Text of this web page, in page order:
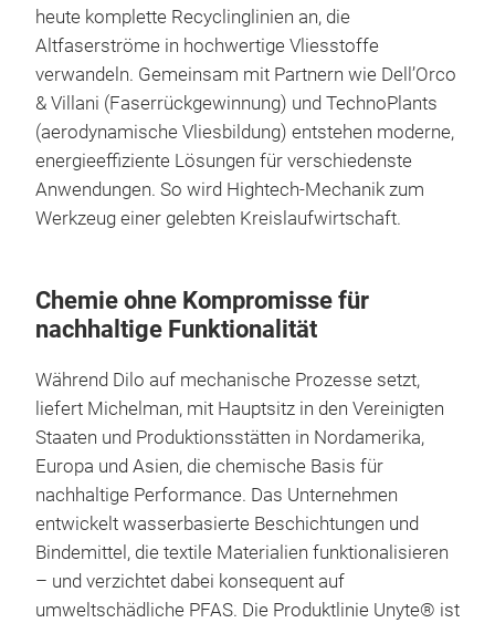
heute komplette Recyclinglinien an, die
Altfaserströme in hochwertige Vliesstoffe
verwandeln. Gemeinsam mit Partnern wie Dell’Orco
& Villani (Faserrückgewinnung) und TechnoPlants
(aerodynamische Vliesbildung) entstehen moderne,
energieeffiziente Lösungen für verschiedenste
Anwendungen. So wird Hightech-Mechanik zum
Werkzeug einer gelebten Kreislaufwirtschaft.
Chemie ohne Kompromisse für
nachhaltige Funktionalität
Während Dilo auf mechanische Prozesse setzt,
liefert Michelman, mit Hauptsitz in den Vereinigten
Staaten und Produktionsstätten in Nordamerika,
Europa und Asien, die chemische Basis für
nachhaltige Performance. Das Unternehmen
entwickelt wasserbasierte Beschichtungen und
Bindemittel, die textile Materialien funktionalisieren
– und verzichtet dabei konsequent auf
umweltschädliche PFAS. Die Produktlinie Unyte® ist